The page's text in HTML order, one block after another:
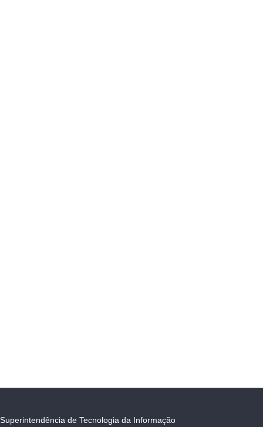
Superintendência de Tecnologia da Informação